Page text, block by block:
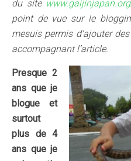
du site
point de vue sur le
mesuis permis d’ajouter
accompagnant l’article.
Presque 2
ans que je
blogue et
surtout
plus de 4
ans que je